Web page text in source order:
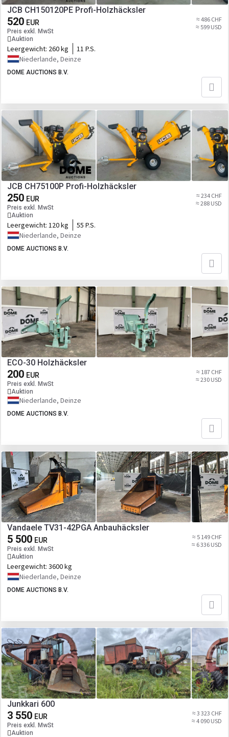
JCB CH150120PE Profi-Holzhäcksler
520 EUR
Preis exkl. MwSt
Auktion
≈ 486 CHF
≈ 599 USD
Leergewicht: 260 kg
11 P.S.
Niederlande, Deinze
DOME AUCTIONS B.V.
JCB CH75100P Profi-Holzhäcksler
250 EUR
Preis exkl. MwSt
Auktion
≈ 234 CHF
≈ 288 USD
Leergewicht: 120 kg
55 P.S.
Niederlande, Deinze
DOME AUCTIONS B.V.
ECO-30 Holzhäcksler
200 EUR
Preis exkl. MwSt
Auktion
≈ 187 CHF
≈ 230 USD
Niederlande, Deinze
DOME AUCTIONS B.V.
Vandaele TV31-42PGA Anbauhäcksler
5 500 EUR
Preis exkl. MwSt
Auktion
≈ 5 149 CHF
≈ 6 336 USD
Leergewicht: 3600 kg
Niederlande, Deinze
DOME AUCTIONS B.V.
Junkkari 600
3 550 EUR
Preis exkl. MwSt
Auktion
≈ 3 323 CHF
≈ 4 090 USD